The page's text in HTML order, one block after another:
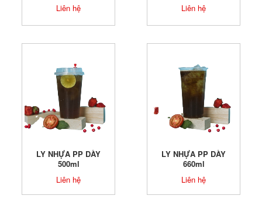
Liên hệ Liên hệ
LY NHỰA PP DÀY
500ml
Liên hệ
LY NHỰA PP DÀY
660ml
Liên hệ